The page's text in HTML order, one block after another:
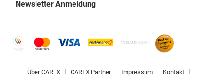
Newsletter Anmeldung
Über CAREX CAREX Partner Impressum Kontakt